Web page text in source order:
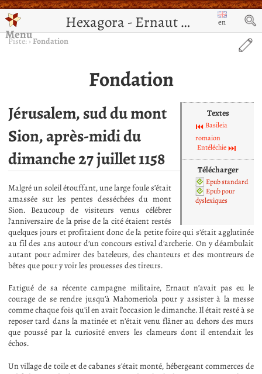
Hexagora - Ernaut de Jérusalem
Menu
en
Piste:›Fondation
Fondation
Textes
Basileia
romaion
Entéléchie
Télécharger
Epub standard
Epub pour
dyslexiques
Jérusalem, sud du mont
Sion, après-midi du
dimanche 27 juillet 1158
Malgré un soleil étouffant, une large foule s’était
amassée sur les pentes desséchées du mont
Sion. Beaucoup de visiteurs venus célébrer
l’anniversaire de la prise de la cité étaient restés
quelques jours et profitaient donc de la petite foire qui s’était agglutinée
au fil des ans autour d’un concours estival d’archerie. On y déambulait
autant pour admirer des bateleurs, des chanteurs et des montreurs de
bêtes que pour y voir les prouesses des tireurs.
Fatigué de sa récente campagne militaire, Ernaut n’avait pas eu le
courage de se rendre jusqu’à Mahomeriola pour y assister à la messe
comme chaque fois qu’il en avait l’occasion le dimanche. Il était resté à se
reposer tard dans la matinée et n’était venu flâner au dehors des murs
que poussé par la curiosité envers les clameurs dont il entendait les
échos.
Un village de toile et de cabanes s’était monté, hébergeant commerces de